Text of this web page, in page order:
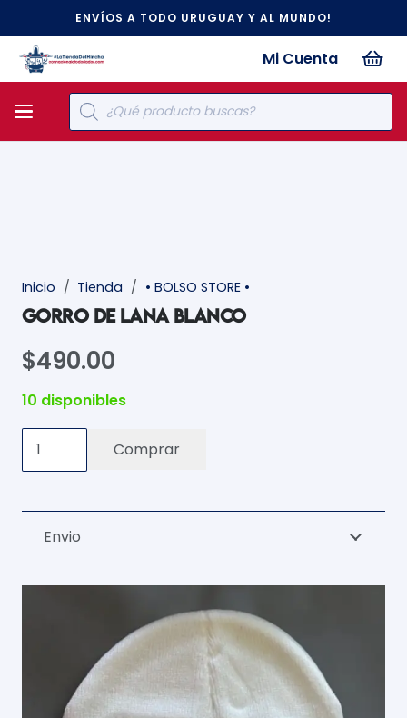
ENVÍOS A TODO URUGUAY Y AL MUNDO!
Mi Cuenta
Búsqueda
de
productos
Inicio / Tienda / • BOLSO STORE •
GORRO DE LANA BLANCO
$490.00
10 disponibles
Gorro
De
Blanco
cantidad
Comprar
Envio